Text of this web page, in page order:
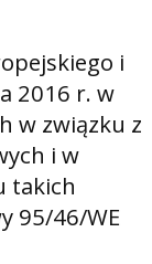
i
2016 r. w
w związku z
i w
takich
95/46/WE